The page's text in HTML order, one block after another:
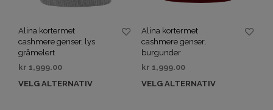
Alina kortermet
cashmere genser, lys
gråmelert
kr 1,999.00
VELG ALTERNATIV
Alina kortermet
cashmere genser,
burgunder
kr 1,999.00
VELG ALTERNATIV